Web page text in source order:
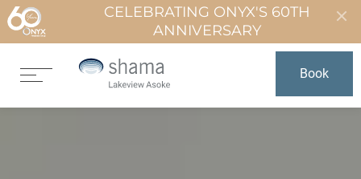
CELEBRATING ONYX'S 60TH
ANNIVERSARY
Book